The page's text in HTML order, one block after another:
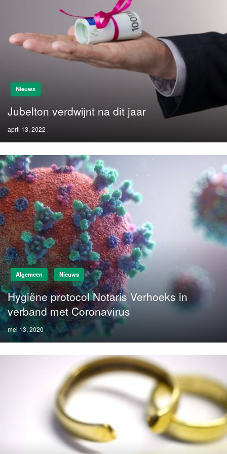
Nieuws
Jubelton verdwijnt na dit jaar
Posted
on
april 13, 2022
Algemeen Nieuws
Hygiëne protocol Notaris Verhoeks in
verband met Coronavirus
Posted
on
mei 13, 2020